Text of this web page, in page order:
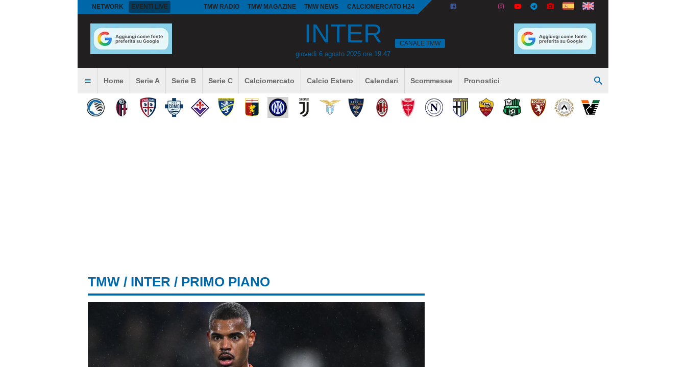
NETWORK EVENTI LIVE TMW RADIO TMW MAGAZINE TMW NEWS CALCIOMERCATO H24
INTER
giovedì 6 agosto 2026 ore 19:47
CANALE TMW
Home Serie A Serie B Serie C Calciomercato Calcio Estero Calendari Scommesse Pronostici
TMW / INTER / PRIMO PIANO